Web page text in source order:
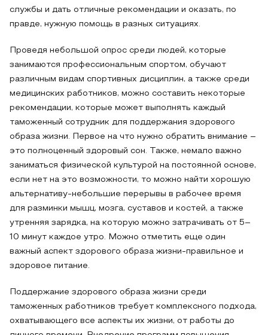
службы и дать отличные рекомендации и оказать, по
правде, нужную помощь в разных ситуациях.
Проведя небольшой опрос среди людей, которые
занимаются профессиональным спортом, обучают
различным видам спортивных дисциплин, а также среди
медицинских работников, можно составить некоторые
рекомендации, которые может выполнять каждый
таможенный сотрудник для поддержания здорового
образа жизни. Первое на что нужно обратить внимание –
это полноценный здоровый сон. Также, немало важно
заниматься физической культурой на постоянной основе,
если нет на это возможности, то можно найти хорошую
альтернативу-небольшие перерывы в рабочее время
для разминки мышц, мозга, суставов и костей, а также
утренняя зарядка, на которую можно затрачивать от 5–
10 минут каждое утро. Можно отметить еще один
важный аспект здорового образа жизни-правильное и
здоровое питание.
Поддержание здорового образа жизни среди
таможенных работников требует комплексного подхода,
охватывающего все аспекты их жизни, от работы до